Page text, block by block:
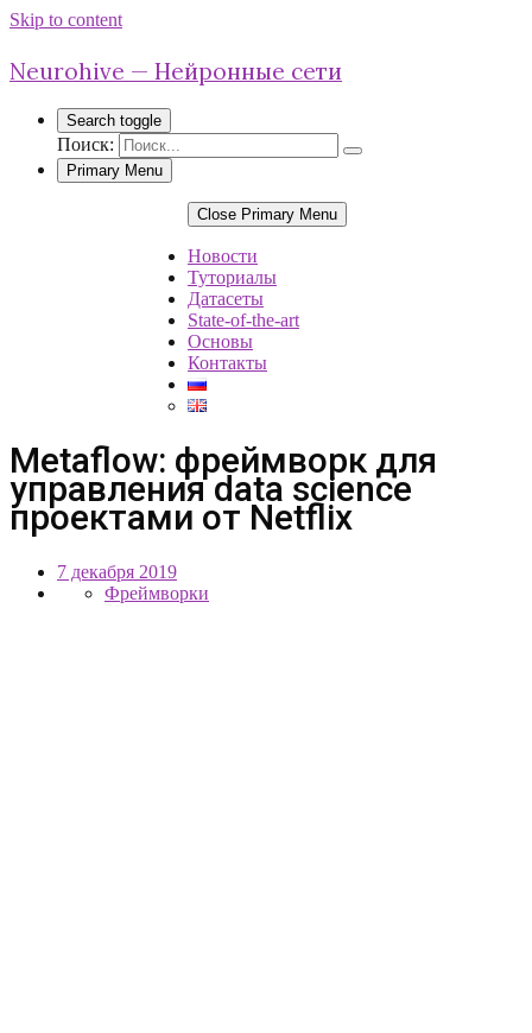
Skip to content
Neurohive — Нейронные сети
Search toggle
Поиск:
Primary Menu
Close Primary Menu
Новости
Туториалы
Датасеты
State-of-the-art
Основы
Контакты
Metaflow: фреймворк для
управления data science
проектами от Netflix
7 декабря 2019
Фреймворки